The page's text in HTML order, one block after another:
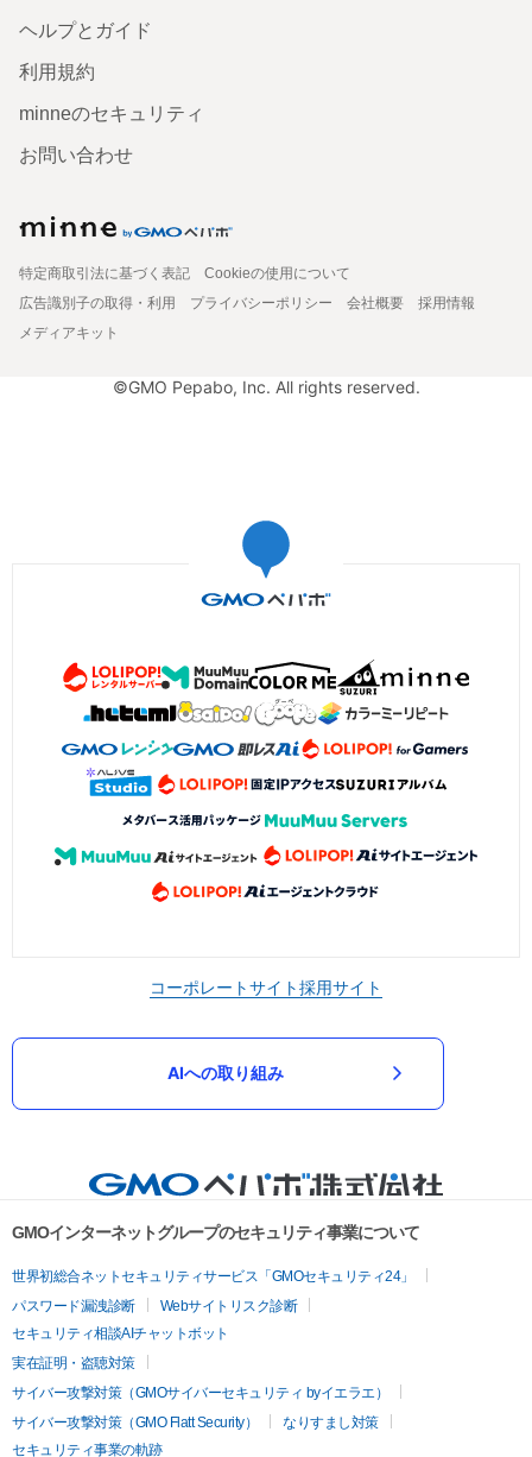
ヘルプとガイド
利用規約
minneのセキュリティ
お問い合わせ
特定商取引法に基づく表記
Cookieの使用について
広告識別子の取得・利用
プライバシーポリシー 会社概要
採用情報
メディアキット
©GMO Pepabo, Inc. All rights reserved.
コーポレートサイト採用サイト
AIへの取り組み
GMOインターネットグループのセキュリティ事業について
世界初総合ネットセキュリティサービス「GMOセキュリティ24」
パスワード漏洩診断
Webサイトリスク診断
セキュリティ相談AIチャットボット
実在証明・盗聴対策
サイバー攻撃対策（GMOサイバーセキュリティ byイエラエ）
サイバー攻撃対策（GMO Flatt Security）
なりすまし対策
セキュリティ事業の軌跡